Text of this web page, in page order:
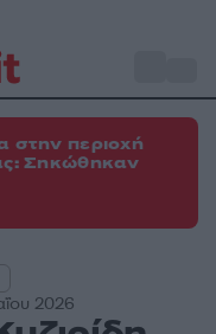
στην περιοχή
Σηκώθηκαν
2026